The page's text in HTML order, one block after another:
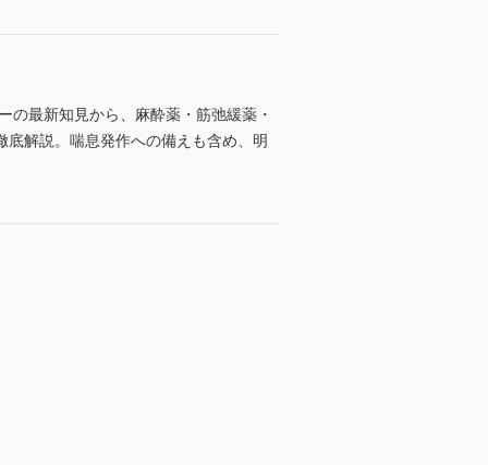
の最新知見から、麻酔薬・筋弛緩薬・
解説。喘息発作への備えも含め、明